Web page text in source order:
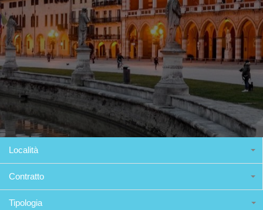
Località
Contratto
Tipologia